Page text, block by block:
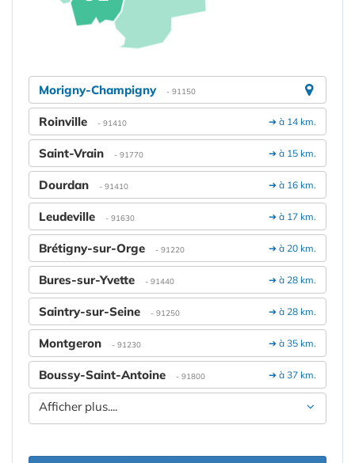
Morigny-Champigny - 91150
➔ à 14 km.
Roinville - 91410
➔ à 15 km.
Saint-Vrain - 91770
➔ à 16 km.
Dourdan - 91410
➔ à 17 km.
Leudeville - 91630
➔ à 20 km.
Brétigny-sur-Orge - 91220
➔ à 28 km.
Bures-sur-Yvette - 91440
➔ à 28 km.
Saintry-sur-Seine - 91250
➔ à 35 km.
Montgeron - 91230
➔ à 37 km.
Boussy-Saint-Antoine - 91800
Afficher plus....